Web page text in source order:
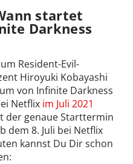
startet
Darkness
Resident-Evil-
Hiroyuki Kobayashi
von Infinite Darkness
Netflix im Juli 2021
der genaue Starttermin
dem 8. Juli bei Netflix
kannst Du Dir schon